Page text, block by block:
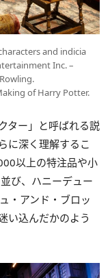
and indicia
Inc. –
of Harry Potter.
ター」と呼ばれる説
に深く理解するこ
以上の特注品や小
び、ハニーデュー
・アンド・ブロッ
い込んだかのよう